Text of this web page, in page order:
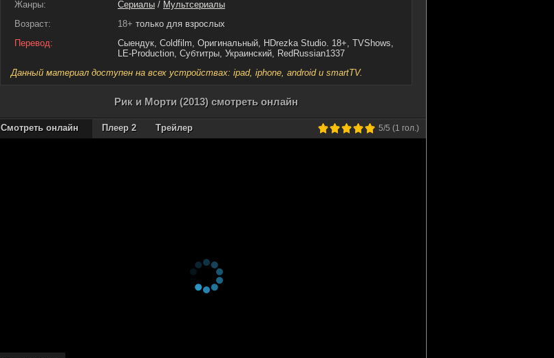
Жанры:
Сериалы / Мультсериалы
Возраст:
18+ только для взрослых
Перевод:
Сыендук, Coldfilm, Оригинальный, HDrezka Studio. 18+, TVShows,
LE-Production, Субтитры, Украинский, RedRussian1337
Данный материал доступен на всех устройствах: ipad, iphone, android и smartTV.
Рик и Морти (2013) смотреть онлайн
5/5 (1 гол.)
Смотреть онлайн Плеер 2 Трейлер